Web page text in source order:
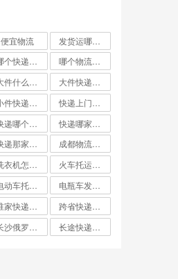
便宜物流
哪个快递最便宜?
哪个物流发货最便宜
快递那家最便宜又安全
成都物流公司哪个最便宜